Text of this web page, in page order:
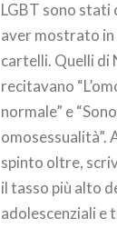
LGBT sono stati
aver mostrato in
cartelli. Quelli di
recitavano
normale” e
omosessualità”.
spinto oltre,
il tasso più alto
adolescenziali e